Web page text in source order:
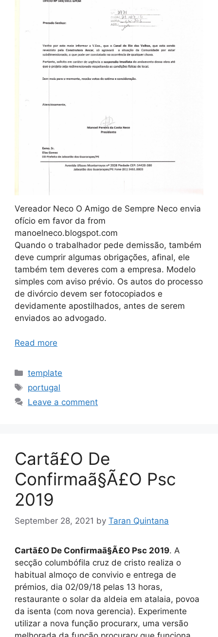
Vereador Neco O Amigo de Sempre Neco envia
ofício em favor da from
manoelneco.blogspot.com
Quando o trabalhador pede demissão, também
deve cumprir algumas obrigações, afinal, ele
também tem deveres com a empresa. Modelo
simples com aviso prévio. Os autos do processo
de divórcio devem ser fotocopiados e
devidamente apostilhados, antes de serem
enviados ao advogado.
Read more
Categories
template
Tags
portugal
Leave a comment
Cartã£O De
Confirmaã§Ã£O Psc
2019
September 28, 2021 by Taran Quintana
Cartã£O De Confirmaã§Ã£O Psc 2019. A
secção columbófila cruz de cristo realiza o
habitual almoço de convivio e entrega de
prémios, dia 02/09/18 pelas 13 horas,
restaurante o solar da aldeia em atalaia, povoa
da isenta (com nova gerencia). Experimente
utilizar a nova função procurarx, uma versão